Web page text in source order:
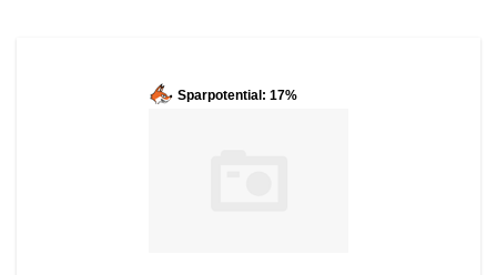
Sparpotential: 17%